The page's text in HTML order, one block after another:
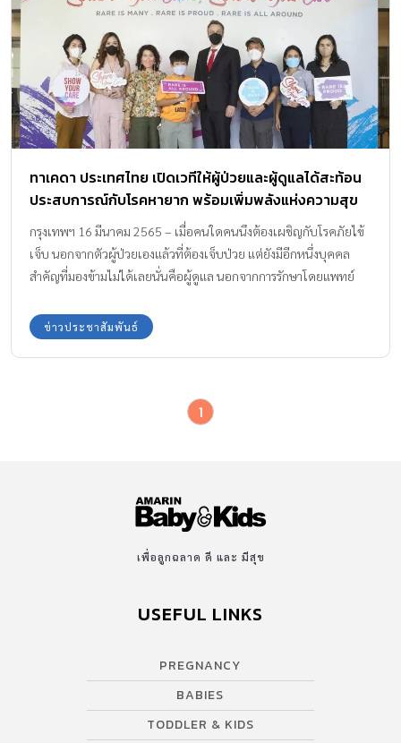
ทาเคดา ประเทศไทย เปิดเวทีให้ผู้ป่วยและผู้ดูแลได้สะท้อน
ประสบการณ์กับโรคหายาก พร้อมเพิ่มพลังแห่งความสุข
ผ่านกิจกรรมศิลปะบำบัด
กรุงเทพฯ 16 มีนาคม 2565 – เมื่อคนใดคนนึงต้องเผชิญกับโรคภัยไข้
เจ็บ นอกจากตัวผู้ป่วยเองแล้วที่ต้องเจ็บป่วย แต่ยังมีอีกหนึ่งบุคคล
สำคัญที่มองข้ามไม่ได้เลยนั่นคือผู้ดูแล นอกจากการรักษาโดยแพทย์
ของผู้ป่วย ดังนั้นเสียงของผู้ป่วยและผู้ดูแลจึงเป็นเสียงที่ทรงพลังใน
การสะท้อนถึงความต้องการและความช่วยเหลือในการดูแลรักษาโรค
การรักษาอย่างยาวนาน อีกทั้งการรับรู้ในสังคมน้อย ไม่ได้เป็นที่รู้จักอย่าง
เพื่อสร้างความเข้าใจและความตระหนักรู้ผ่านความร่วมมือกับทุกภาค
ส่วนที่เกี่ยวข้องทั้งในเชิงวิชาการและภาคประชาชน จึงเป็นที่มาของงาน
จากผู้ป่วยโรคหายากและผู้ดูแล ให้ได้มาแลกเปลี่ยนและพูดคุยถึง
โดยได้รับเกียรติจาก คุณปวีณ์ริศา อัศวสุนทรเนตร คุณแม่และผู้ดูแลผู้
บวกมาแบ่งปันอยู่เสมอ และคุณเนิส ชนิสรา วาจาสิทธิ์ นักศิลปะบำบัด
ที่ใช้การวาดภาพระบายสีเป็นสื่อกลางในการดึงเอาความรู้สึกในจิตใจ
ออกมาเพื่อสื่อสารให้ผู้อื่นได้รับรู้ และใช้เป็นเครื่องมือในการเยียวยา
ข่าวประชาสัมพันธ์
1
เพื่อลูกฉลาด ดี และ มีสุข
USEFUL LINKS
PREGNANCY
BABIES
TODDLER & KIDS